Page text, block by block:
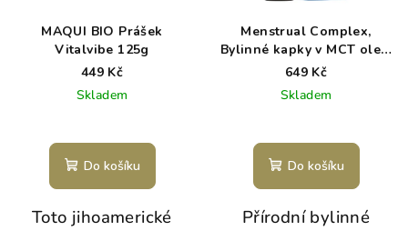
MAQUI BIO Prášek
Vitalvibe 125g
449 Kč
Skladem
Do košíku
Toto jihoamerické
Menstrual Complex,
Bylinné kapky v MCT oleji,
30 ml
649 Kč
Skladem
Do košíku
Přírodní bylinné